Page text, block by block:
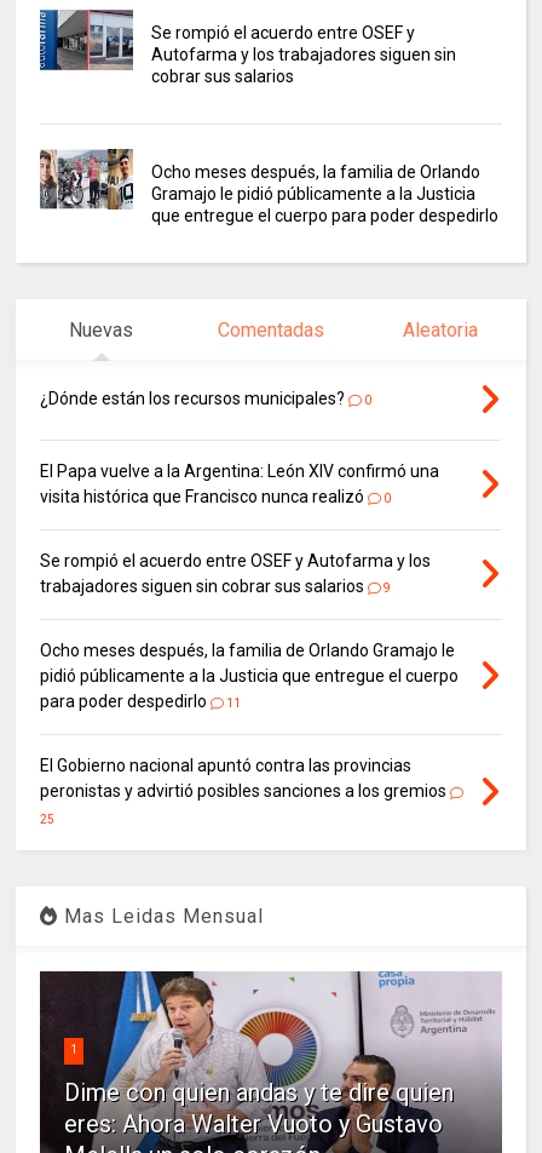
Se rompió el acuerdo entre OSEF y
Autofarma y los trabajadores siguen sin
cobrar sus salarios
Ocho meses después, la familia de Orlando
Gramajo le pidió públicamente a la Justicia
que entregue el cuerpo para poder despedirlo
Nuevas Comentadas Aleatoria
¿Dónde están los recursos municipales? 0
El Papa vuelve a la Argentina: León XIV confirmó una
visita histórica que Francisco nunca realizó
0
Se rompió el acuerdo entre OSEF y Autofarma y los
trabajadores siguen sin cobrar sus salarios
9
Ocho meses después, la familia de Orlando Gramajo le
pidió públicamente a la Justicia que entregue el cuerpo
para poder despedirlo
11
El Gobierno nacional apuntó contra las provincias
peronistas y advirtió posibles sanciones a los gremios
25
Mas Leidas Mensual
1
Dime con quien andas y te dire quien
eres: Ahora Walter Vuoto y Gustavo